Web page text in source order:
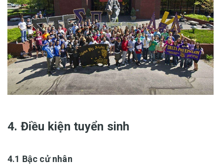
4. Điều kiện tuyển sinh
4.1 Bậc cử nhân